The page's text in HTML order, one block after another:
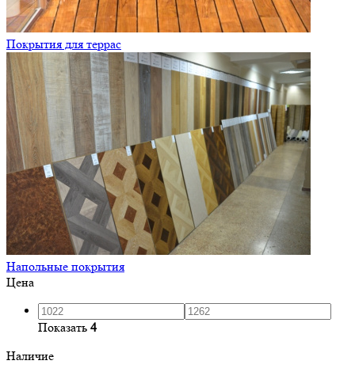
Покрытия для террас
Напольные покрытия
Цена
Показать 4
Наличие